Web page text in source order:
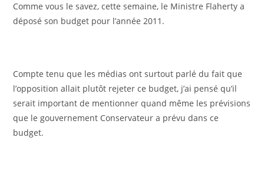
Comme vous le savez, cette semaine, le Ministre Flaherty a
déposé son budget pour l’année 2011.
Compte tenu que les médias ont surtout parlé du fait que
l’opposition allait plutôt rejeter ce budget, j’ai pensé qu’il
serait important de mentionner quand même les prévisions
que le gouvernement Conservateur a prévu dans ce
budget.